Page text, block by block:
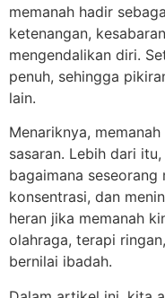
memanah hadir
ketenangan,
mengendalikan diri.
penuh, sehingga
lain.
Menariknya,
sasaran. Lebih dari
bagaimana
konsentrasi, dan
heran jika memanah
olahraga, terapi
bernilai ibadah.